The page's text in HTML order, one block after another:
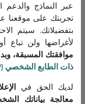
المجلس
حول المجلس
الرئيس
التنظيم
جميع المنشورات
معلومات
عبر النماذج
تجربتك على موقعنا
بتفضيلاتك. سيتم
لأغراضها ولن تباع
موافقتك المسبقة،
ذات الطابع الشخصي (ANPDP)
لديك الحق في
معالجة بياناتك